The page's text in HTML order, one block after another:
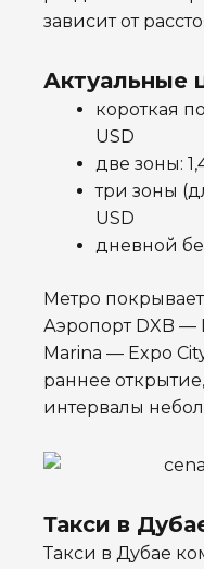
зависит от
Актуальные
короткая
USD
две зоны:
три зоны
USD
дневной
Метро
Аэропорт DXB
Marina — Expo
раннее
интервалы
Такси в
Такси в Дубае